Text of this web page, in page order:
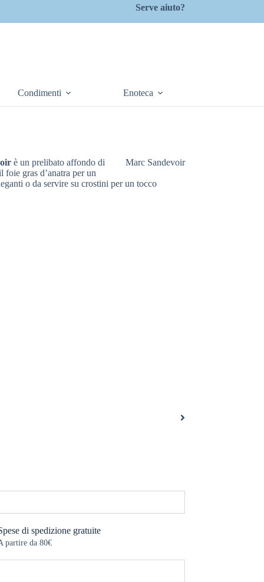
Serve aiuto?
Condimenti Enoteca
Marc Sandevoir
è un prelibato affondo di
gras d’anatra per un
o da servire su crostini per un tocco
di spedizione gratuite
partire da 80€